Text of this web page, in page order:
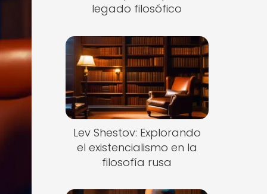
legado filosófico
Lev Shestov: Explorando
el existencialismo en la
filosofía rusa